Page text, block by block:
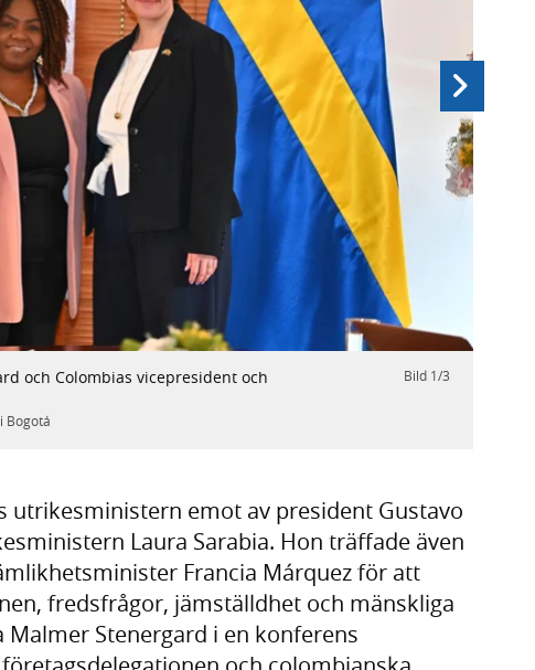
Bild 1/3
och Colombias vicepresident och
Bogotá
utrikesministern emot av president Gustavo
Laura Sarabia. Hon träffade även
Francia Márquez för att
fredsfrågor, jämställdhet och mänskliga
Stenergard i en konferens